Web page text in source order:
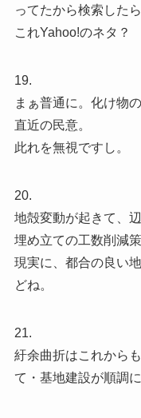
ってたから検索した
これYahoo!のネタ？
19.
まぁ普通に。化け物
直近の民意。
此れを無視ですし。
20.
地殻変動が起きて、
埋め立ての工数削減
現実に、都合の良い
どね。
21.
紆余曲折はこれから
て・基地建設が順調